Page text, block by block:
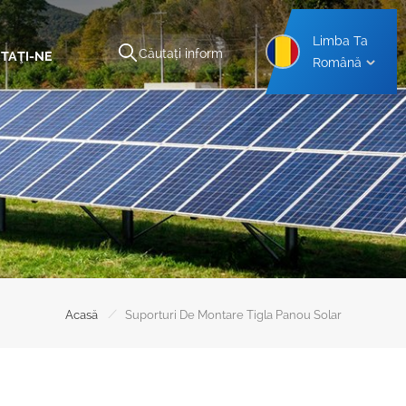
Limba Ta
Română
NE
Acasă / Suporturi De Montare Tigla Panou Solar